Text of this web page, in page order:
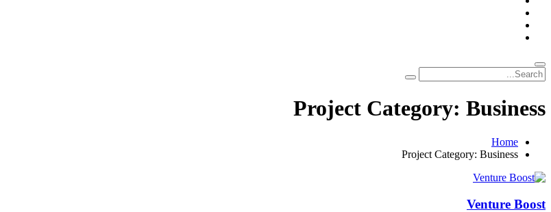
Project Category: Business
Home
Project Category: Business
Venture Boost